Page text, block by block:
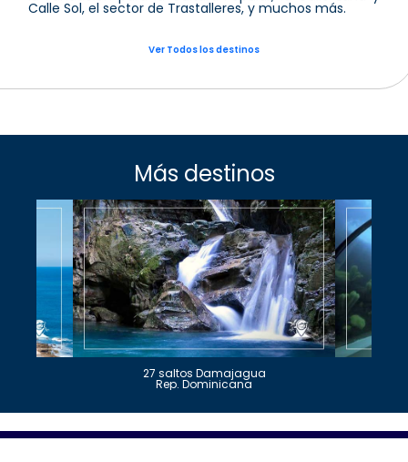
Calle Sol, el sector de Trastalleres, y muchos más.
Ver Todos los destinos
Más destinos
27 saltos Damajagua
Rep. Dominicana